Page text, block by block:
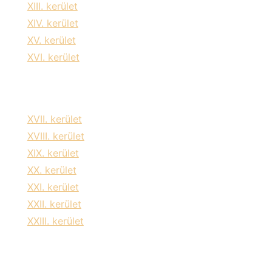
XIII. kerület
XIV. kerület
XV. kerület
XVI. kerület
XVII. kerület
XVIII. kerület
XIX. kerület
XX. kerület
XXI. kerület
XXII. kerület
XXIII. kerület